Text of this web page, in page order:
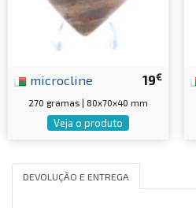
19€
microcline
270 gramas | 80x70x40 mm
Veja o produto
DEVOLUÇÃO E ENTREGA